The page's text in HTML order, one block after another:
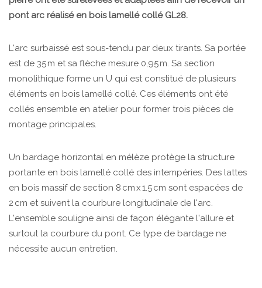
pont arc réalisé en bois lamellé collé GL28.
L'arc surbaissé est sous-tendu par deux tirants. Sa portée
est de 35 m et sa flèche mesure 0,95 m. Sa section
monolithique forme un U qui est constitué de plusieurs
éléments en bois lamellé collé. Ces éléments ont été
collés ensemble en atelier pour former trois pièces de
montage principales.
Un bardage horizontal en mélèze protège la structure
portante en bois lamellé collé des intempéries. Des lattes
en bois massif de section 8 cm x 1.5 cm sont espacées de
2 cm et suivent la courbure longitudinale de l'arc.
L'ensemble souligne ainsi de façon élégante l'allure et
surtout la courbure du pont. Ce type de bardage ne
nécessite aucun entretien.